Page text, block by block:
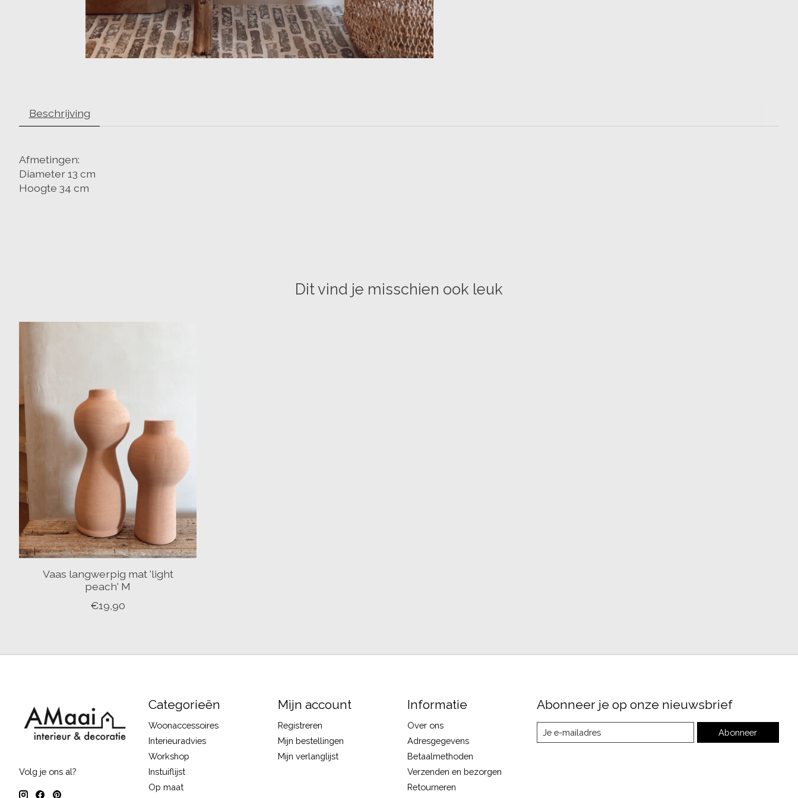
Beschrijving
Afmetingen:
Diameter 13 cm
Hoogte 34 cm
Dit vind je misschien ook leuk
Vaas langwerpig mat 'light
peach' M
€19,90
Volg je ons al?
Categorieën
Woonaccessoires
Interieuradvies
Workshop
Instuiflijst
Op maat
Mijn account
Registreren
Mijn bestellingen
Mijn verlanglijst
Informatie
Over ons
Adresgegevens
Betaalmethoden
Verzenden en bezorgen
Retourneren
Abonneer je op onze nieuwsbrief
Abonneer